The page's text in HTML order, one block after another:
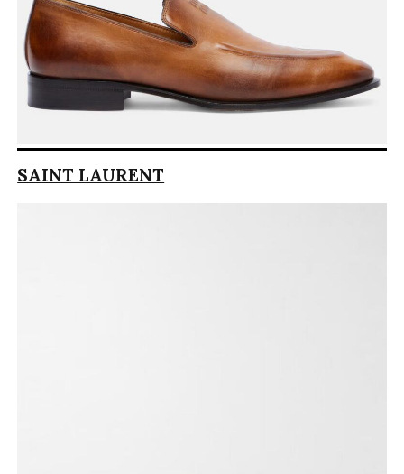
SAINT LAURENT